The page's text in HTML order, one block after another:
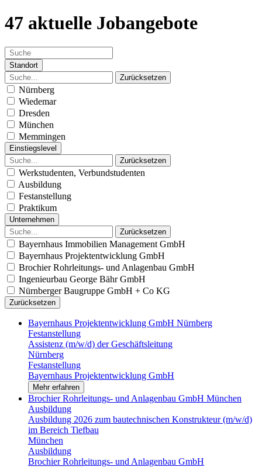
47 aktuelle Jobangebote
Standort
Zurücksetzen
Nürnberg
Wiedemar
Dresden
München
Memmingen
Einstiegslevel
Zurücksetzen
Werkstudenten, Verbundstudenten
Ausbildung
Festanstellung
Praktikum
Unternehmen
Zurücksetzen
Bayernhaus Immobilien Management GmbH
Bayernhaus Projektentwicklung GmbH
Brochier Rohrleitungs- und Anlagenbau GmbH
Ingenieurbau George Bähr GmbH
Nürnberger Baugruppe GmbH + Co KG
Zurücksetzen
Bayernhaus Projektentwicklung GmbH Nürnberg
Festanstellung
Assistenz (m/w/d) der Geschäftsleitung
Nürnberg
Festanstellung
Bayernhaus Projektentwicklung GmbH
Mehr erfahren
Brochier Rohrleitungs- und Anlagenbau GmbH München
Ausbildung
Ausbildung 2026 zum bautechnischen Konstrukteur (m/w/d)
im Bereich Tiefbau
München
Ausbildung
Brochier Rohrleitungs- und Anlagenbau GmbH